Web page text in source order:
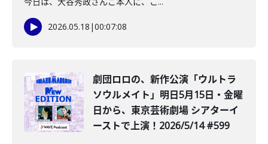
2026.05.18 |00:07:08
劇団ロロの、新作公演「ウルトラ
ソウルメイト」明日5月15日・金曜
日から、東京芸術劇場 シアターイ
ーストで上演！2026/5/14 #599